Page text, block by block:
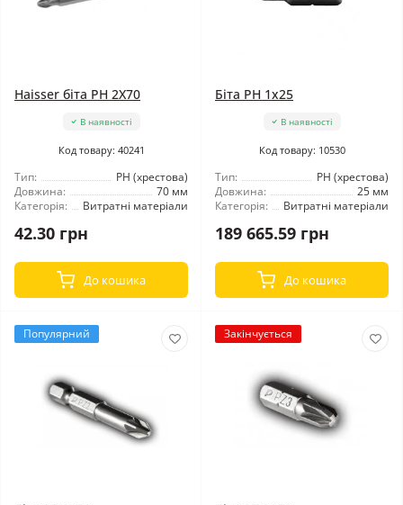
Haisser біта PH 2X70
В наявності
Код товару: 40241
Тип:
РН (хрестова)
Довжина:
70 мм
Категорія:
Витратні матеріали
42.30 грн
До кошика
Біта PH 1x25
В наявності
Код товару: 10530
Тип:
РН (хрестова)
Довжина:
25 мм
Категорія:
Витратні матеріали
189 665.59 грн
До кошика
Популярний Закінчується